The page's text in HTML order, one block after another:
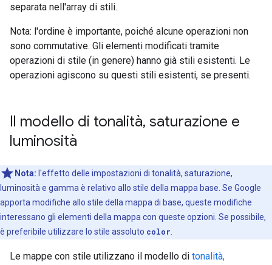
separata nell'array di stili.
Nota: l'ordine è importante, poiché alcune operazioni non
sono commutative. Gli elementi modificati tramite
operazioni di stile (in genere) hanno già stili esistenti. Le
operazioni agiscono su questi stili esistenti, se presenti.
Il modello di tonalità, saturazione e
luminosità
Nota: l'effetto delle impostazioni di tonalità, saturazione,
luminosità e gamma è relativo allo stile della mappa base. Se Google
apporta modifiche allo stile della mappa di base, queste modifiche
interessano gli elementi della mappa con queste opzioni. Se possibile,
è preferibile utilizzare lo stile assoluto color
Le mappe con stile utilizzano il modello di tonalità,